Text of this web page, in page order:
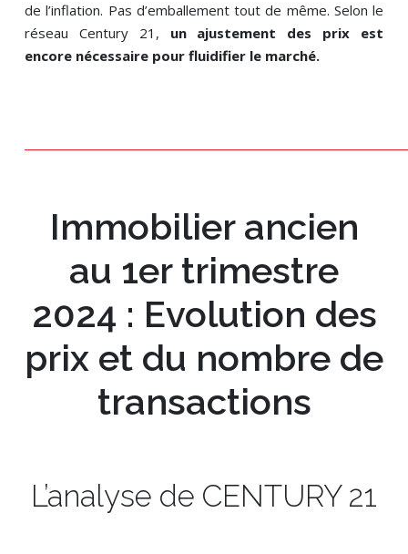
de l’inflation. Pas d’emballement tout de même. Selon le
réseau Century 21, un ajustement des prix est
encore nécessaire pour fluidifier le marché.
Immobilier ancien
au 1er trimestre
2024 : Evolution des
prix et du nombre de
transactions
L’analyse de CENTURY 21